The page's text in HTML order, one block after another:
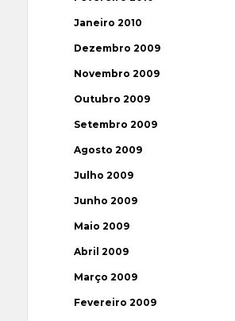
Janeiro 2010
Dezembro 2009
Novembro 2009
Outubro 2009
Setembro 2009
Agosto 2009
Julho 2009
Junho 2009
Maio 2009
Abril 2009
Março 2009
Fevereiro 2009